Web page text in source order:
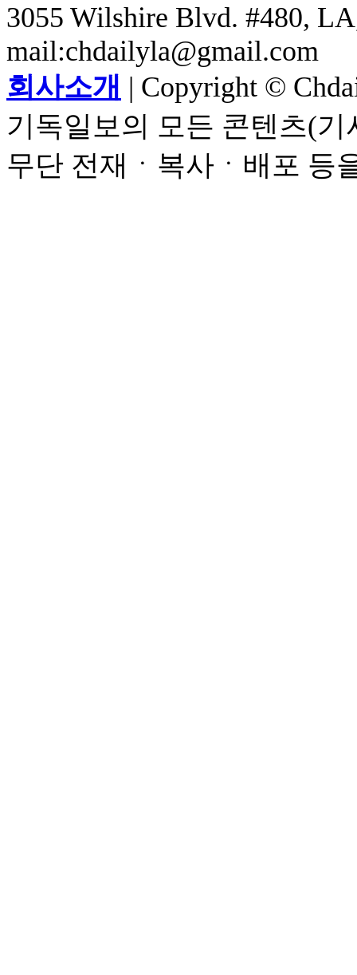
3055 Wilshire Blvd. #480,
mail:chdailyla@gmail.com
회사소개 | Copyright ©
기독일보의 모든 콘텐츠(
무단 전재ㆍ복사ㆍ배포 등